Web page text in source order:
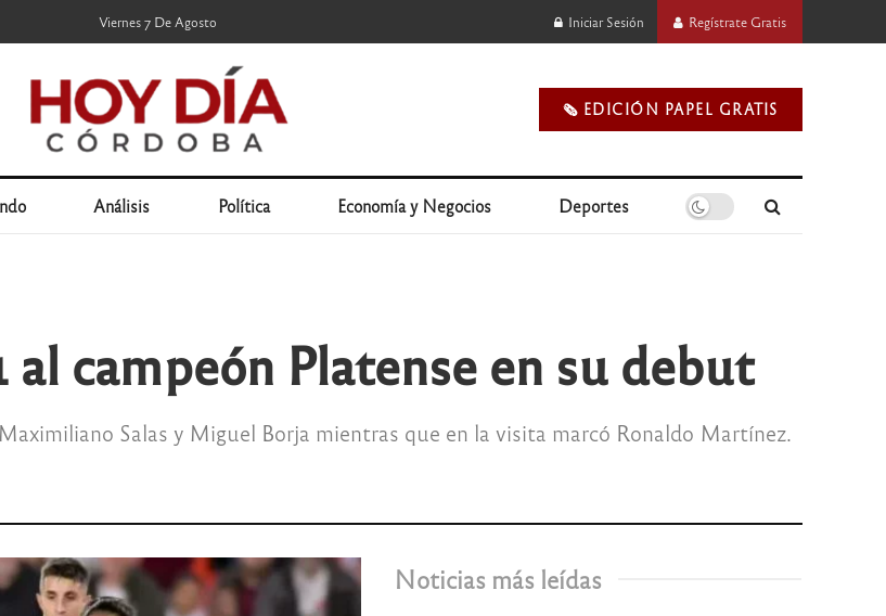
Viernes 7 De Agosto Iniciar Sesión Regístrate Gratis
🗞️ EDICIÓN PAPEL GRATIS
Análisis Política Economía y Negocios Deportes
al campeón Platense en su debut
Salas y Miguel Borja mientras que en la visita marcó Ronaldo Martínez.
Noticias más leídas